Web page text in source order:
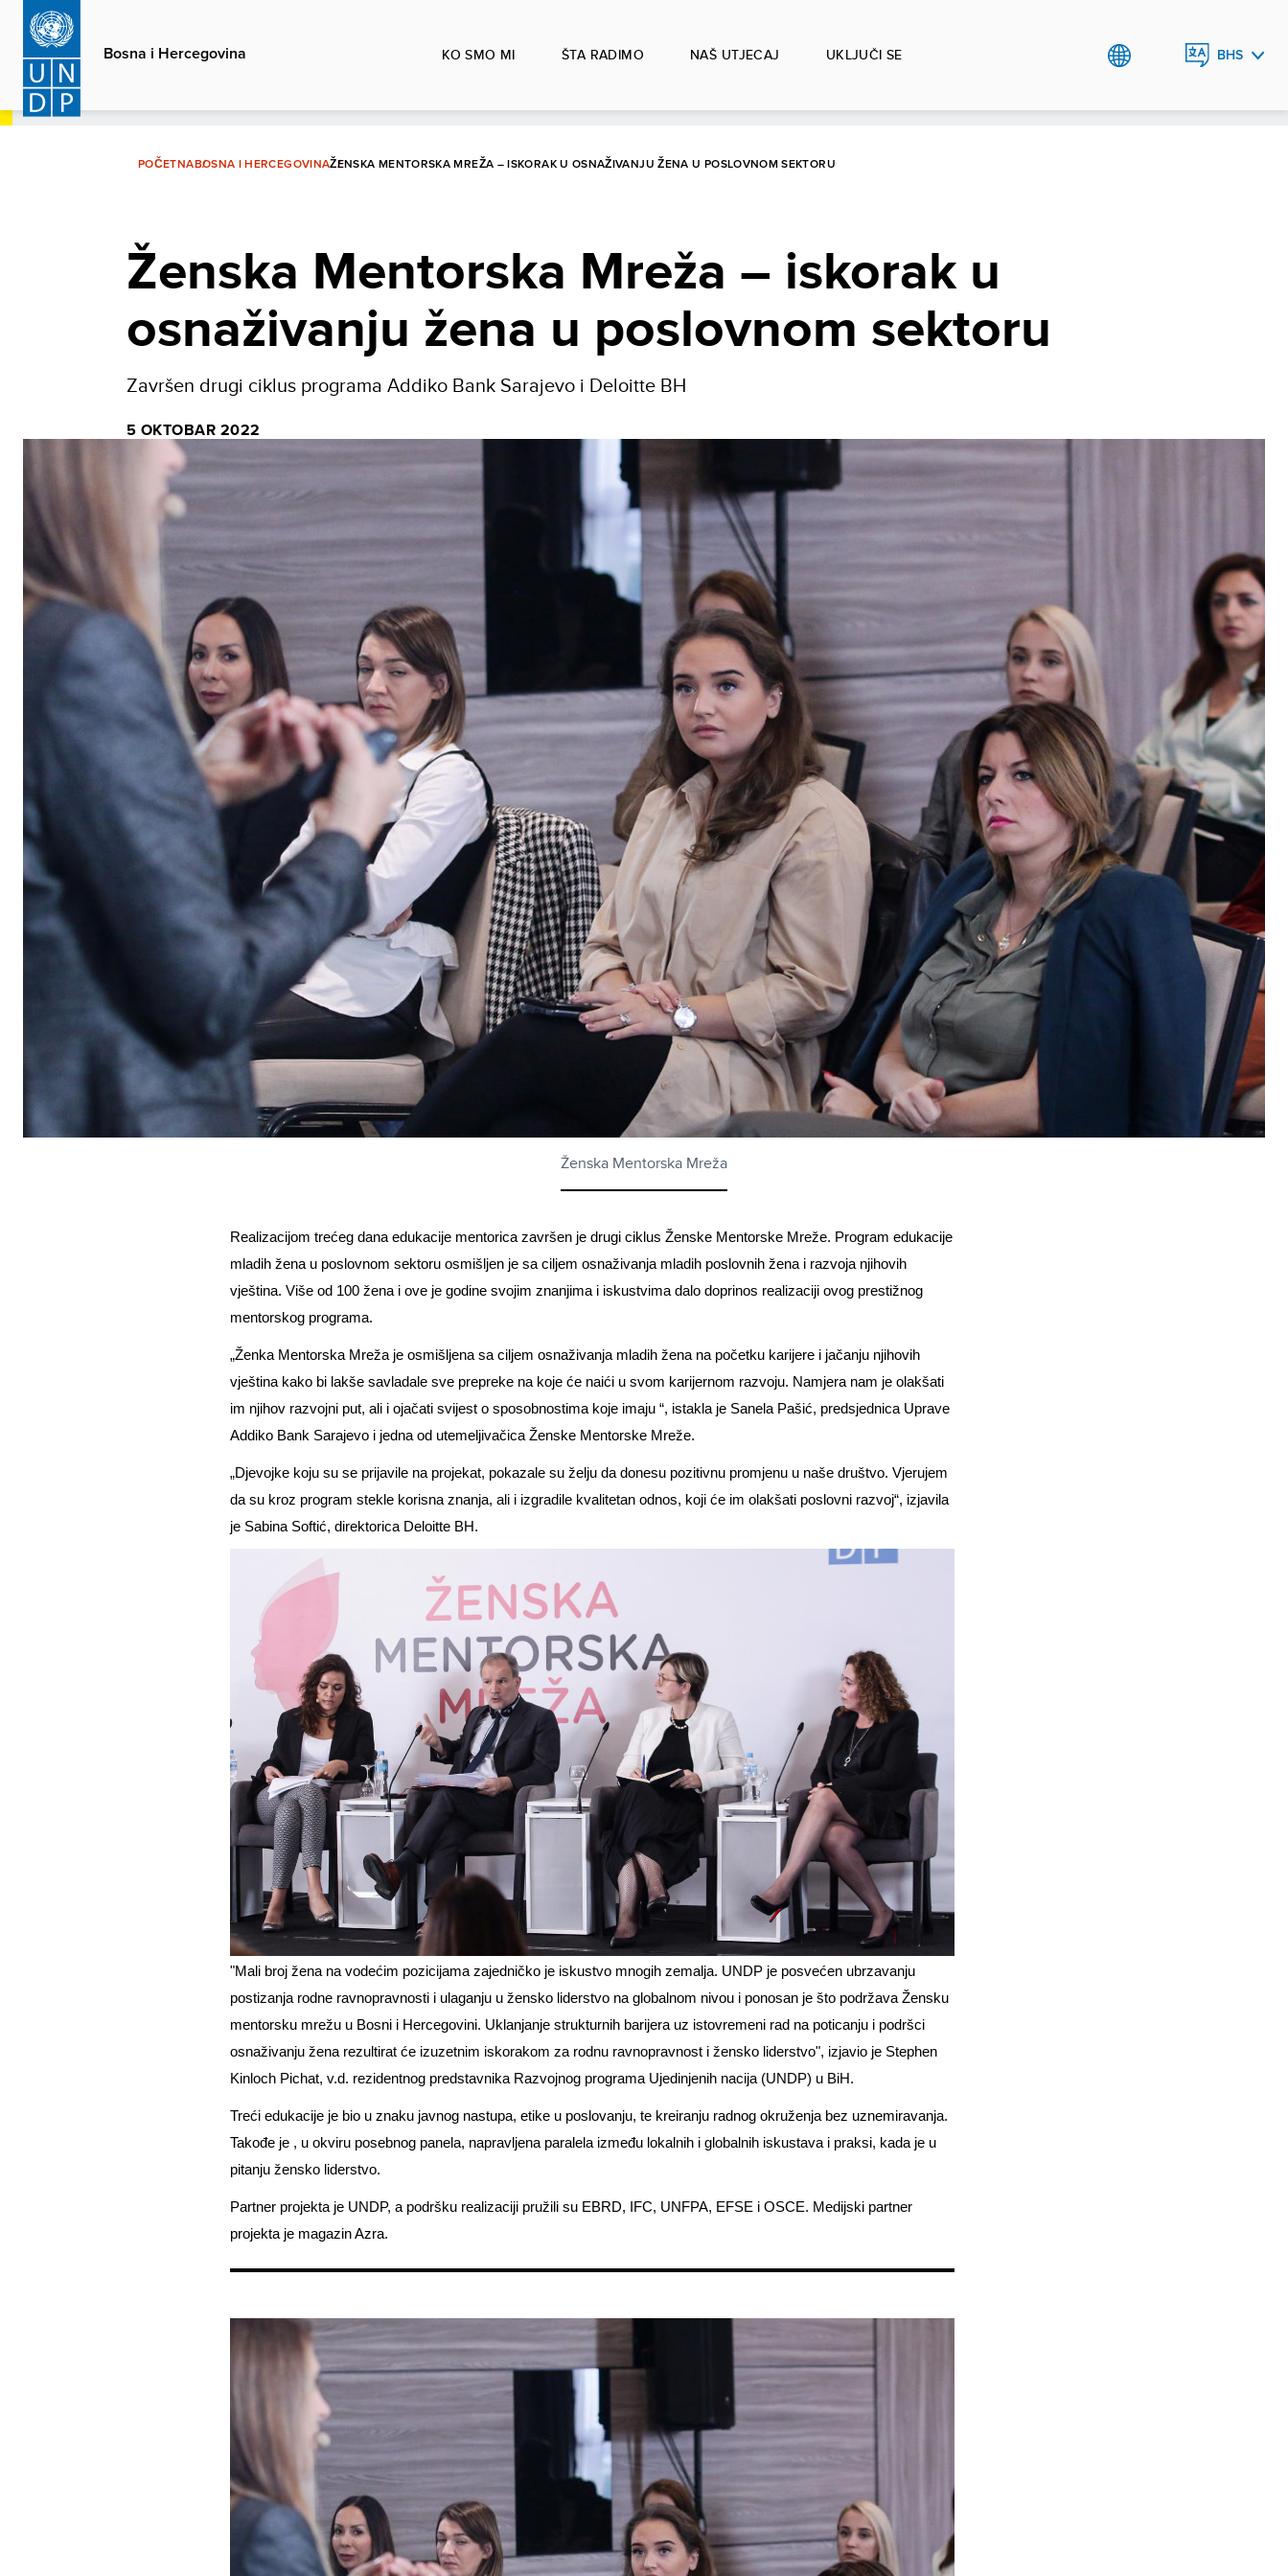
Skip
main
content
Bosna i Hercegovina KO SMO MI ŠTA RADIMO NAŠ UTJECAJ UKLJUČI SE BHS
POČETNABOSNA I HERCEGOVINAŽENSKA MENTORSKA MREŽA – ISKORAK U OSNAŽIVANJU ŽENA U POSLOVNOM SEKTORU
Ženska Mentorska Mreža – iskorak u
osnaživanju žena u poslovnom sektoru
Završen drugi ciklus programa Addiko Bank Sarajevo i Deloitte BH
5 OKTOBAR 2022
Ženska Mentorska Mreža
Realizacijom trećeg dana edukacije mentorica završen je drugi ciklus Ženske Mentorske Mreže. Program edukacije
mladih žena u poslovnom sektoru osmišljen je sa ciljem osnaživanja mladih poslovnih žena i razvoja njihovih
vještina. Više od 100 žena i ove je godine svojim znanjima i iskustvima dalo doprinos realizaciji ovog prestižnog
mentorskog programa.
„Ženka Mentorska Mreža je osmišljena sa ciljem osnaživanja mladih žena na početku karijere i jačanju njihovih
vještina kako bi lakše savladale sve prepreke na koje će naići u svom karijernom razvoju. Namjera nam je olakšati
im njihov razvojni put, ali i ojačati svijest o sposobnostima koje imaju “, istakla je Sanela Pašić, predsjednica Uprave
Addiko Bank Sarajevo i jedna od utemeljivačica Ženske Mentorske Mreže.
„Djevojke koju su se prijavile na projekat, pokazale su želju da donesu pozitivnu promjenu u naše društvo. Vjerujem
da su kroz program stekle korisna znanja, ali i izgradile kvalitetan odnos, koji će im olakšati poslovni razvoj“, izjavila
je Sabina Softić, direktorica Deloitte BH.
"Mali broj žena na vodećim pozicijama zajedničko je iskustvo mnogih zemalja. UNDP je posvećen ubrzavanju
postizanja rodne ravnopravnosti i ulaganju u žensko liderstvo na globalnom nivou i ponosan je što podržava Žensku
mentorsku mrežu u Bosni i Hercegovini. Uklanjanje strukturnih barijera uz istovremeni rad na poticanju i podršci
osnaživanju žena rezultirat će izuzetnim iskorakom za rodnu ravnopravnost i žensko liderstvo", izjavio je Stephen
Kinloch Pichat, v.d. rezidentnog predstavnika Razvojnog programa Ujedinjenih nacija (UNDP) u BiH.
Treći edukacije je bio u znaku javnog nastupa, etike u poslovanju, te kreiranju radnog okruženja bez uznemiravanja.
Takođe je , u okviru posebnog panela, napravljena paralela između lokalnih i globalnih iskustava i praksi, kada je u
pitanju žensko liderstvo.
Partner projekta je UNDP, a podršku realizaciji pružili su EBRD, IFC, UNFPA, EFSE i OSCE. Medijski partner
projekta je magazin Azra.